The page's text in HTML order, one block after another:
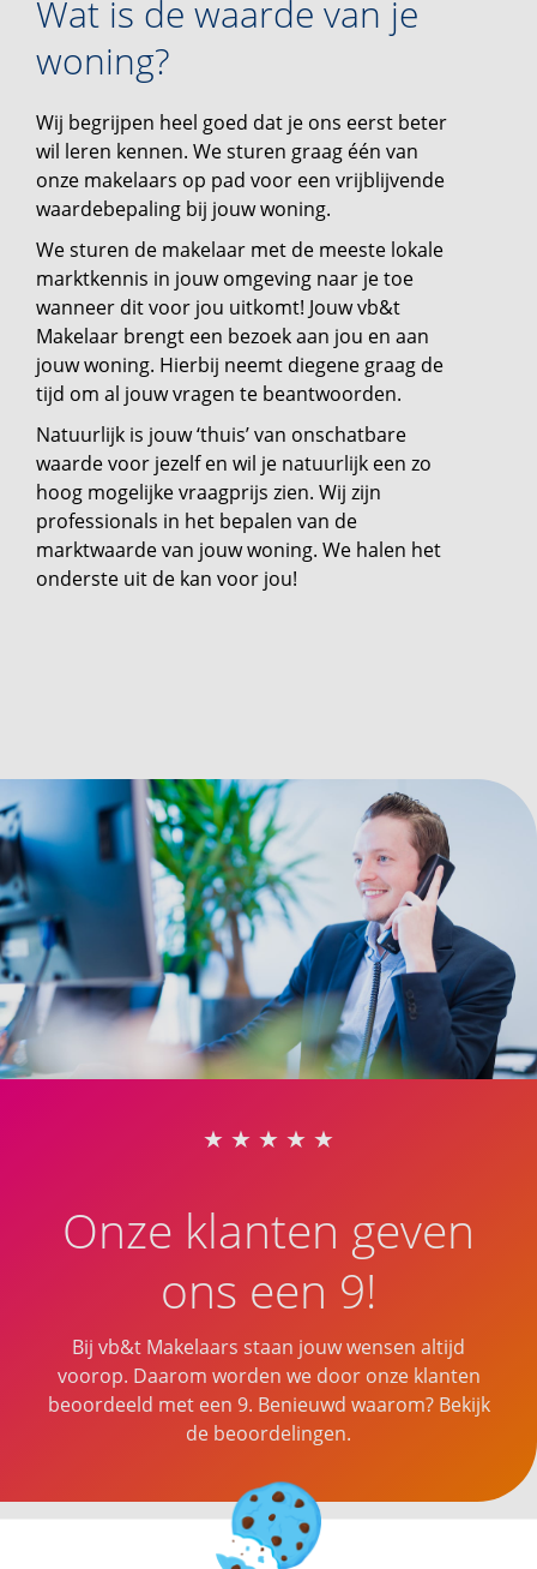
Wat is de waarde van je
woning?
Wij begrijpen heel goed dat je ons eerst beter
wil leren kennen. We sturen graag één van
onze makelaars op pad voor een vrijblijvende
waardebepaling bij jouw woning.
We sturen de makelaar met de meeste lokale
marktkennis in jouw omgeving naar je toe
wanneer dit voor jou uitkomt! Jouw vb&t
Makelaar brengt een bezoek aan jou en aan
jouw woning. Hierbij neemt diegene graag de
tijd om al jouw vragen te beantwoorden.
Natuurlijk is jouw ‘thuis’ van onschatbare
waarde voor jezelf en wil je natuurlijk een zo
hoog mogelijke vraagprijs zien. Wij zijn
professionals in het bepalen van de
marktwaarde van jouw woning. We halen het
onderste uit de kan voor jou!
Onze klanten geven
ons een 9!
Bij vb&t Makelaars staan jouw wensen altijd
voorop. Daarom worden we door onze klanten
beoordeeld met een 9. Benieuwd waarom? Bekijk
de beoordelingen.